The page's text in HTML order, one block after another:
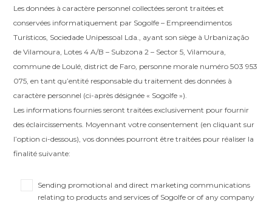
Les données à caractère personnel collectées seront traitées et
conservées informatiquement par Sogolfe – Empreendimentos
Turísticos, Sociedade Unipessoal Lda., ayant son siège à Urbanização
de Vilamoura, Lotes 4 A/B – Subzona 2 – Sector 5, Vilamoura,
commune de Loulé, district de Faro, personne morale numéro 503 953
075, en tant qu’entité responsable du traitement des données à
caractère personnel (ci-après désignée « Sogolfe »).
Les informations fournies seront traitées exclusivement pour fournir
des éclaircissements. Moyennant votre consentement (en cliquant sur
l’option ci-dessous), vos données pourront être traitées pour réaliser la
finalité suivante:
Sending promotional and direct marketing communications
relating to products and services of Sogolfe or of any company